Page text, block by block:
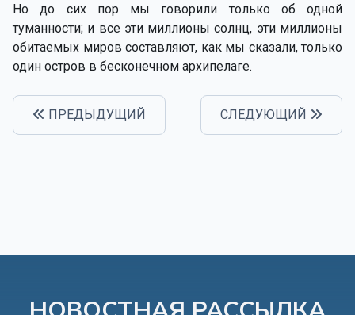
Но до сих пор мы говорили только об одной
туманности; и все эти миллионы солнц, эти миллионы
обитаемых миров составляют, как мы сказали, только
один остров в бесконечном архипелаге.
ПРЕДЫДУЩИЙ СЛЕДУЮЩИЙ